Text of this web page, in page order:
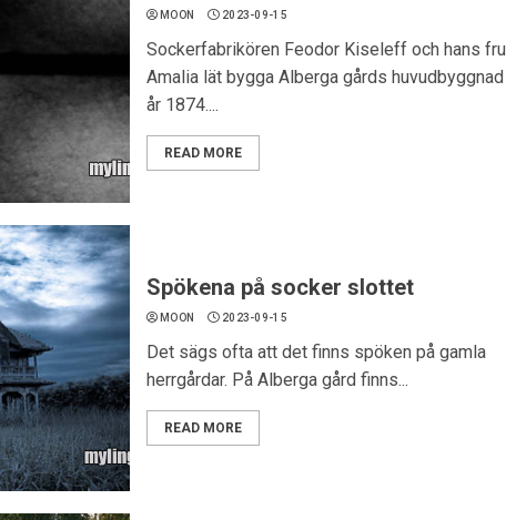
MOON 2023-09-15
Sockerfabrikören Feodor Kiseleff och hans fru
Amalia lät bygga Alberga gårds huvudbyggnad
år 1874....
READ MORE
Spökena på socker slottet
MOON 2023-09-15
Det sägs ofta att det finns spöken på gamla
herrgårdar. På Alberga gård finns...
READ MORE